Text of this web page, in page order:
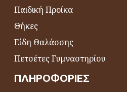
Παιδική Προίκα
Θήκες
Είδη Θαλάσσης
Πετσέτες Γυμναστηρίου
ΠΛΗΡΟΦΟΡΊΕΣ